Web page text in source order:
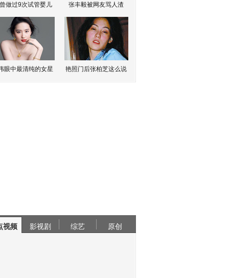
做过9次试管婴儿 张丰毅被网友骂人渣
眼中最清纯的女星 艳照门后张柏芝这么说
视频 影视剧 综艺 原创